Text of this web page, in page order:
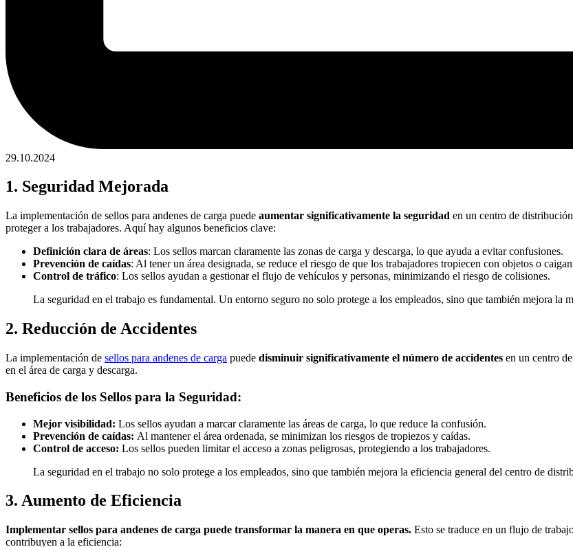
29.10.2024
1. Seguridad Mejorada
La implementación de sellos para andenes de carga puede aumentar significativamente la seguridad en un centro de
proteger a los trabajadores. Aquí hay algunos beneficios clave:
Definición clara de áreas: Los sellos marcan claramente las zonas de carga y descarga, lo que ayuda a evitar confusiones.
Prevención de caídas: Al tener un área designada, se reduce el riesgo de que los trabajadores tropiecen con objetos o
Control de tráfico: Los sellos ayudan a gestionar el flujo de vehículos y personas, minimizando el riesgo de colisiones.
La seguridad en el trabajo es fundamental. Un entorno seguro no solo protege a los empleados, sino que también mejora la
2. Reducción de Accidentes
La implementación de sellos para andenes de carga puede disminuir significativamente el número de accidentes en un centro
en el área de carga y descarga.
Beneficios de los Sellos para la Seguridad:
Mejor visibilidad: Los sellos ayudan a marcar claramente las áreas de carga, lo que reduce la confusión.
Prevención de caídas: Al mantener el área ordenada, se minimizan los riesgos de tropiezos y caídas.
Control de acceso: Los sellos pueden limitar el acceso a zonas peligrosas, protegiendo a los trabajadores.
La seguridad en el trabajo no solo protege a los empleados, sino que también mejora la eficiencia general del centro de
3. Aumento de Eficiencia
Implementar sellos para andenes de carga puede transformar la manera en que operas. Esto se traduce en un flujo de
contribuyen a la eficiencia: